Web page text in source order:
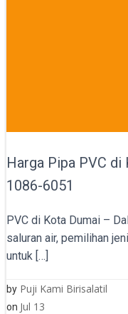
Harga Pipa PVC
1086-6051
PVC di Kota Dumai –
saluran air, pemilihan
untuk […]
by Puji Kami Birisalatil
on Jul 13